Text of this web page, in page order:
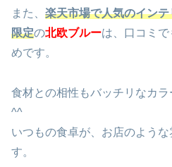
また、 楽天市場で人気のイン
限定の北欧ブルーは、口コミ
めです。
食材との相性もバッチリなカ
^^
いつもの食卓が、お店のよう
す。